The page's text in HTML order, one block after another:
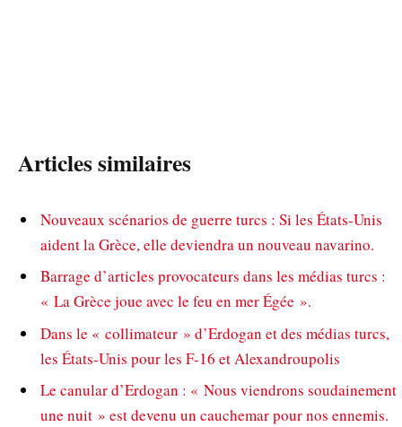
Articles similaires
Nouveaux scénarios de guerre turcs : Si les États-Unis
aident la Grèce, elle deviendra un nouveau navarino.
Barrage d’articles provocateurs dans les médias turcs :
« La Grèce joue avec le feu en mer Égée ».
Dans le « collimateur » d’Erdogan et des médias turcs,
les États-Unis pour les F-16 et Alexandroupolis
Le canular d’Erdogan : « Nous viendrons soudainement
une nuit » est devenu un cauchemar pour nos ennemis.